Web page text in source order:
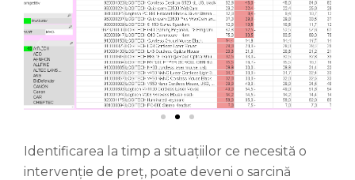
Identificarea la timp a situațiilor ce necesită o
intervenție de preț, poate deveni o sarcină